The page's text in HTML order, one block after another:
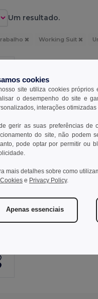
Um resultado.
Working Suit
cookies
site utiliza cookies próprios
o desempenho do site e
interações
gerir as suas preferências de
do site, não podem
pode optar por permitir ou
mais detalhes sobre como
e Privacy Policy.
Apenas essenciais